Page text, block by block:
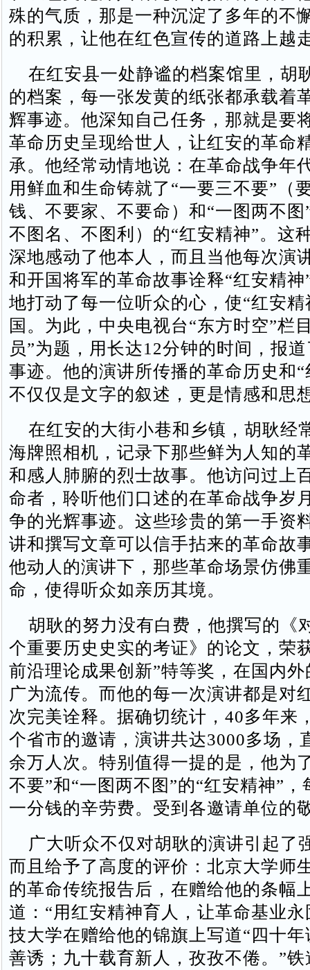
殊的气质，那是一种沉淀了多年的不
的积累，让他在红色宣传的道路上越
在红安县一处静谧的档案馆里，胡
的档案，每一张发黄的纸张都承载着
辉事迹。他深知自己任务，那就是要
革命历史呈现给世人，让红安的革命
承。他经常动情地说：在革命战争年
用鲜血和生命铸就了“一要三不要”（
钱、不要家、不要命）和“一图两不图
不图名、不图利）的“红安精神”。这
深地感动了他本人，而且当他每次演
和开国将军的革命故事诠释“红安精神
地打动了每一位听众的心，使“红安精
国。为此，中央电视台“东方时空”栏
员”为题，用长达12分钟的时间，报
事迹。他的演讲所传播的革命历史和“
不仅仅是文字的叙述，更是情感和思
在红安的大街小巷和乡镇，胡耿经
海牌照相机，记录下那些鲜为人知的
和感人肺腑的烈士故事。他访问过上
命者，聆听他们口述的在革命战争岁
争的光辉事迹。这些珍贵的第一手资
讲和撰写文章可以信手拈来的革命故
他动人的演讲下，那些革命场景仿佛
命，使得听众如亲历其境。
胡耿的努力没有白费，他撰写的《
个重要历史史实的考证》的论文，荣
前沿理论成果创新”特等奖，在国内
广为流传。而他的每一次演讲都是对
次完美诠释。据确切统计，40多年来
个省市的邀请，演讲共达3000多场，
余万人次。特别值得一提的是，他为
不要”和“一图两不图”的“红安精神”
一分钱的辛劳费。受到各邀请单位的
广大听众不仅对胡耿的演讲引起了
而且给予了高度的评价：北京大学师
的革命传统报告后，在赠给他的条幅
道：“用红安精神育人，让革命基业永
技大学在赠给他的锦旗上写道“四十
善诱；九十载育新人，孜孜不倦。”